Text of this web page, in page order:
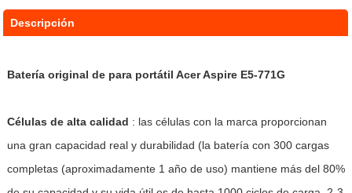
Descripción
Batería original de para portátil Acer Aspire E5-771G
Células de alta calidad : las células con la marca proporcionan
una gran capacidad real y durabilidad (la batería con 300 cargas
completas (aproximadamente 1 año de uso) mantiene más del 80%